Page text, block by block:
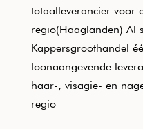
totaalleverancier voor
regio(Haaglanden) Al
Kappersgroothandel
toonaangevende
haar-, visagie- en
regio